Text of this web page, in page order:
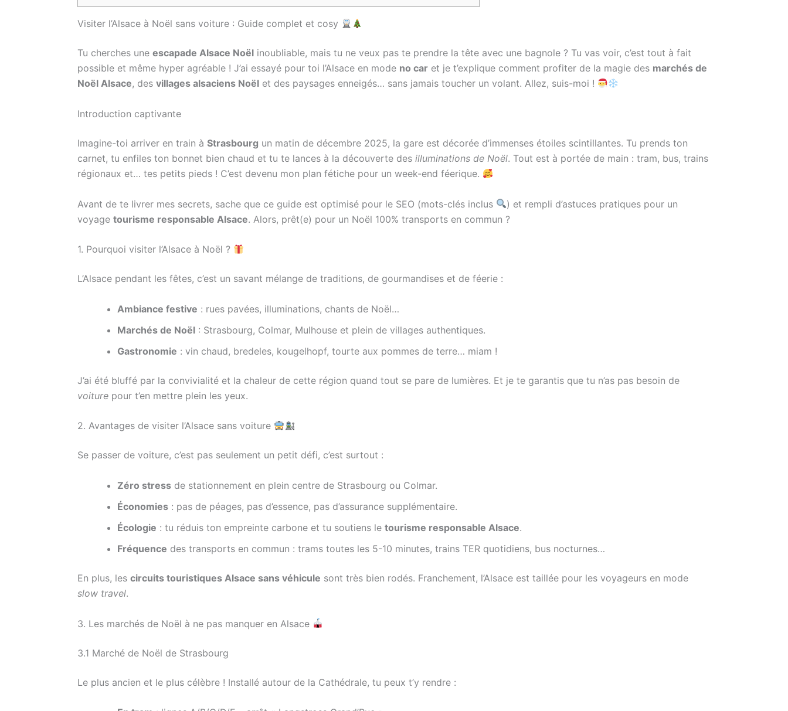
Visiter l’Alsace à Noël sans voiture : Guide complet et cosy
Tu cherches une escapade Alsace Noël inoubliable, mais tu ne veux pas te prendre la tête avec une bagnole ? Tu vas voir, c’est tout à fait
possible et même hyper agréable ! J’ai essayé pour toi l’Alsace en mode no car et je t’explique comment profiter de la magie des marchés de
Noël Alsace, des villages alsaciens Noël et des paysages enneigés… sans jamais toucher un volant. Allez, suis-moi !
Introduction captivante
Imagine-toi arriver en train à Strasbourg un matin de décembre 2025, la gare est décorée d’immenses étoiles scintillantes. Tu prends ton
carnet, tu enfiles ton bonnet bien chaud et tu te lances à la découverte des illuminations de Noël. Tout est à portée de main : tram, bus, trains
régionaux et… tes petits pieds ! C’est devenu mon plan fétiche pour un week-end féerique.
Avant de te livrer mes secrets, sache que ce guide est optimisé pour le SEO (mots-clés inclus
) et rempli d’astuces pratiques pour un
voyage tourisme responsable Alsace. Alors, prêt(e) pour un Noël 100% transports en commun ?
1. Pourquoi visiter l’Alsace à Noël ?
L’Alsace pendant les fêtes, c’est un savant mélange de traditions, de gourmandises et de féerie :
Ambiance festive : rues pavées, illuminations, chants de Noël…
Marchés de Noël : Strasbourg, Colmar, Mulhouse et plein de villages authentiques.
Gastronomie : vin chaud, bredeles, kougelhopf, tourte aux pommes de terre… miam !
J’ai été bluffé par la convivialité et la chaleur de cette région quand tout se pare de lumières. Et je te garantis que tu n’as pas besoin de
voiture pour t’en mettre plein les yeux.
2. Avantages de visiter l’Alsace sans voiture
Se passer de voiture, c’est pas seulement un petit défi, c’est surtout :
Zéro stress de stationnement en plein centre de Strasbourg ou Colmar.
Économies : pas de péages, pas d’essence, pas d’assurance supplémentaire.
Écologie : tu réduis ton empreinte carbone et tu soutiens le tourisme responsable Alsace.
Fréquence des transports en commun : trams toutes les 5-10 minutes, trains TER quotidiens, bus nocturnes…
En plus, les circuits touristiques Alsace sans véhicule sont très bien rodés. Franchement, l’Alsace est taillée pour les voyageurs en mode
slow travel.
3. Les marchés de Noël à ne pas manquer en Alsace
3.1 Marché de Noël de Strasbourg
Le plus ancien et le plus célèbre ! Installé autour de la Cathédrale, tu peux t’y rendre :